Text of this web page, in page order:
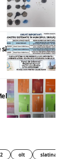
știe
olt slatina